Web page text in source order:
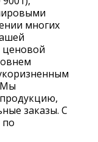
многих
ценовой
Мы
заказы. С